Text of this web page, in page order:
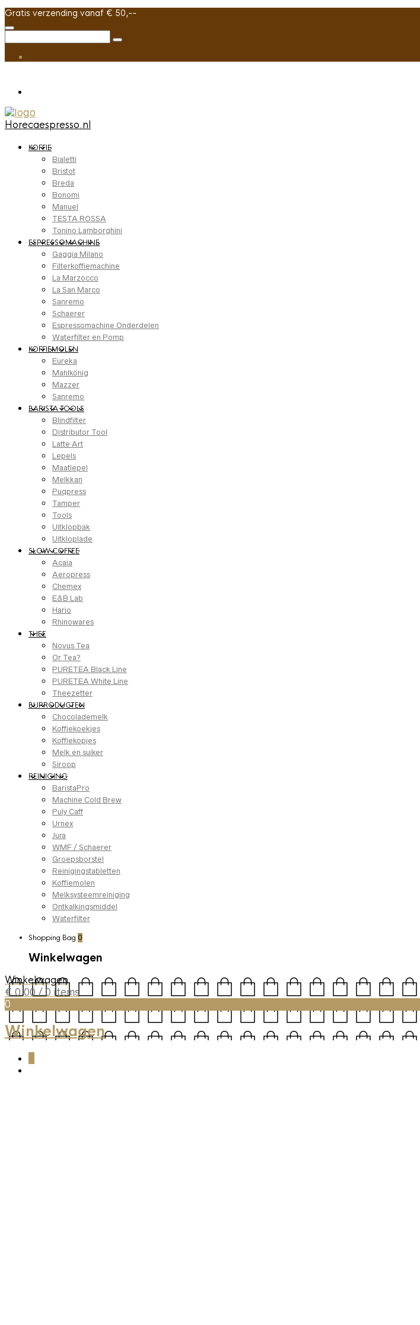
Gratis verzending vanaf € 50,--
Horecaespresso.nl
KOFFIE
Bialetti
Bristot
Breda
Bonomi
Manuel
TESTA ROSSA
Tonino Lamborghini
ESPRESSOMACHINE
Gaggia Milano
Filterkoffiemachine
La Marzocco
La San Marco
Sanremo
Schaerer
Espressomachine Onderdelen
Waterfilter en Pomp
KOFFIEMOLEN
Eureka
Mahlkönig
Mazzer
Sanremo
BARISTA TOOLS
Blindfilter
Distributor Tool
Latte Art
Lepels
Maatlepel
Melkkan
Puqpress
Tamper
Tools
Uitklopbak
Uitkloplade
SLOW COFFEE
Acaia
Aeropress
Chemex
E&B Lab
Hario
Rhinowares
THEE
Novus Tea
Or Tea?
PURETEA Black Line
PURETEA White Line
Theezetter
BIJPRODUCTEN
Chocolademelk
Koffiekoekjes
Koffiekopjes
Melk en suiker
Siroop
REINIGING
BaristaPro
Machine Cold Brew
Puly Caff
Urnex
Jura
WMF / Schaerer
Groepsborstel
Reinigingstabletten
Koffiemolen
Melksysteemreiniging
Ontkalkingsmiddel
Waterfilter
Shopping Bag 0
Winkelwagen
Winkelwagen
€ 0,00 / 0 items
0
Winkelwagen